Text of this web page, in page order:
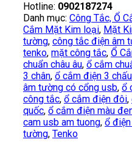
Hotline: 0902187274
Danh mục: Công Tắc, Ổ
Cắm Mặt Kim loại, Mặt
tường, công tắc điện âm
tenko, mặt công tắc, Ổ
chuẩn châu âu, ổ cắm
3 chân, ổ cắm điện 3 chấu
âm tường có cổng usb, ổ
công tắc, ổ cắm điện đôi,
quốc, ổ cắm điện màu
cam usb am tuong, ổ
tường, Tenko